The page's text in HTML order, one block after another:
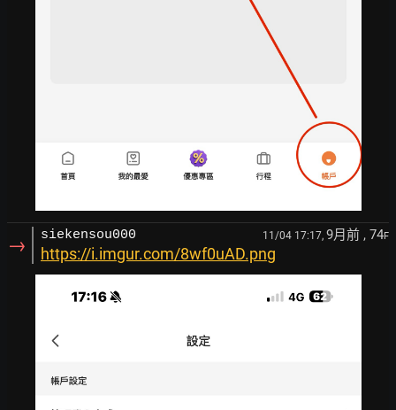
→ siekensou000 11/04 17:17, 9月前 , 74F
https://i.imgur.com/8wf0uAD.png